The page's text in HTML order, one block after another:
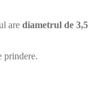
are diametrul de 3,5
prindere.